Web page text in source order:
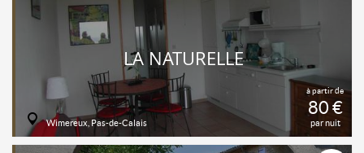
à partir de
80 €
par nuit
LA NATURELLE
Wimereux, Pas-de-Calais